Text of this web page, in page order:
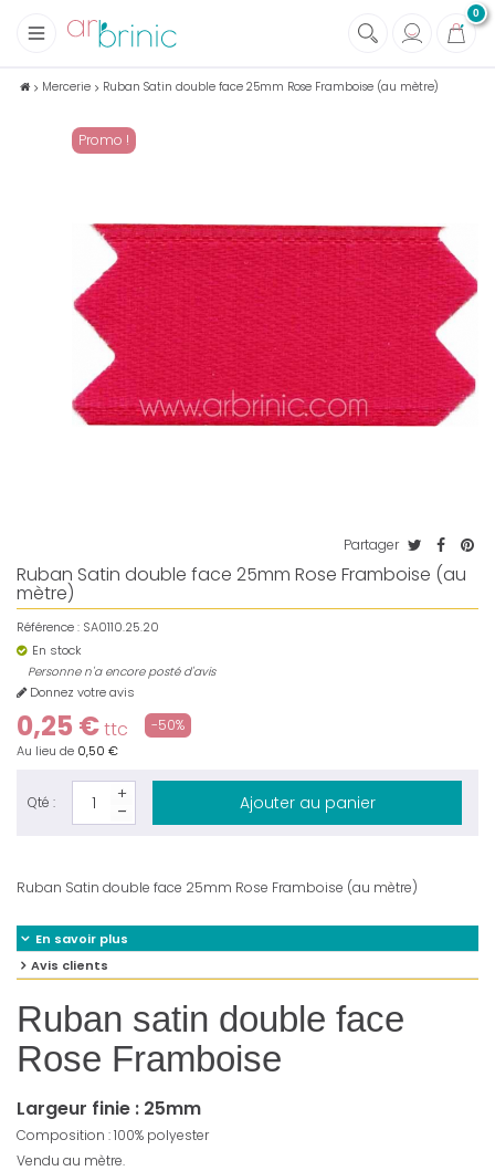
0
Tissus
Soins et Santé au naturel
Mercerie Ruban Satin double face 25mm Rose Framboise (au mètre)
Promo !
Partager
Ruban Satin double face 25mm Rose Framboise (au
mètre)
Référence : SA0110.25.20
En stock
Personne n'a encore posté d'avis
Donnez votre avis
0,25 €ttc -50%
Au lieu de 0,50 €
Qté : Ajouter au panier
Ruban Satin double face 25mm Rose Framboise (au mètre)
En savoir plus
Avis clients
Ruban satin double face
Rose Framboise
Largeur finie : 25mm
Composition : 100% polyester
Vendu au mètre.